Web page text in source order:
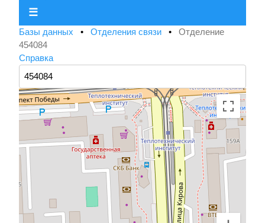
☰
Базы данных • Отделения связи • Отделение
454084
Справка